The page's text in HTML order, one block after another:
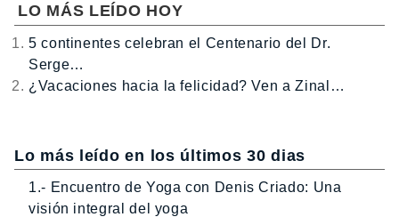
LO MÁS LEÍDO HOY
5 continentes celebran el Centenario del Dr.
Serge…
¿Vacaciones hacia la felicidad? Ven a Zinal…
Lo más leído en los últimos 30 dias
1.- Encuentro de Yoga con Denis Criado: Una
visión integral del yoga